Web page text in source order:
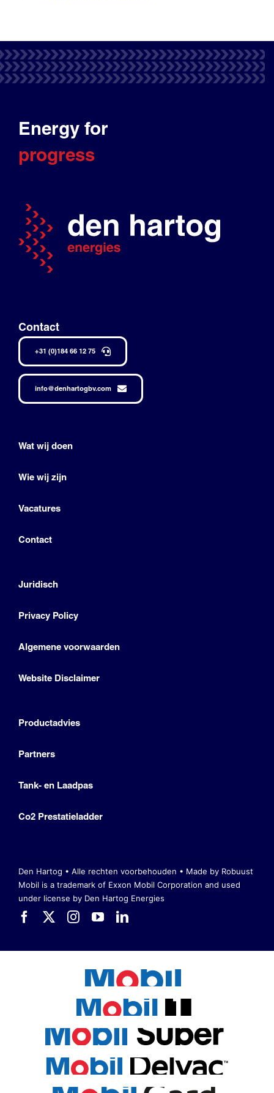
Energy for
progress
Contact
+31 (0)184 66 12 75
info@denhartogbv.com
Wat wij doen
Wie wij zijn
Vacatures
Contact
Juridisch
Privacy Policy
Algemene voorwaarden
Website Disclaimer
Productadvies
Partners
Tank- en Laadpas
Co2 Prestatieladder
Den Hartog • Alle rechten voorbehouden • Made by Robuust
Mobil is a trademark of Exxon Mobil Corporation and used
under license by Den Hartog Energies